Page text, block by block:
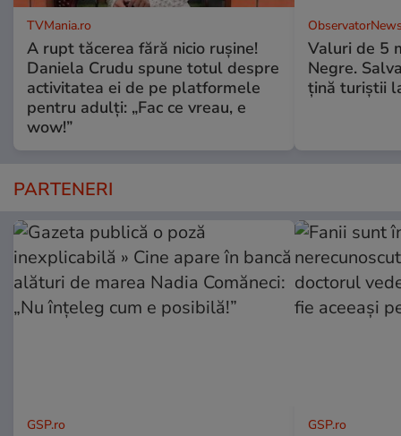
TVMania.ro
A rupt tăcerea fără nicio rușine!
Daniela Crudu spune totul despre
activitatea ei de pe platformele
pentru adulți: „Fac ce vreau, e
wow!”
Valuri de 5
Negre.
ţină turiştii
PARTENERI
GSP.ro GSP.ro